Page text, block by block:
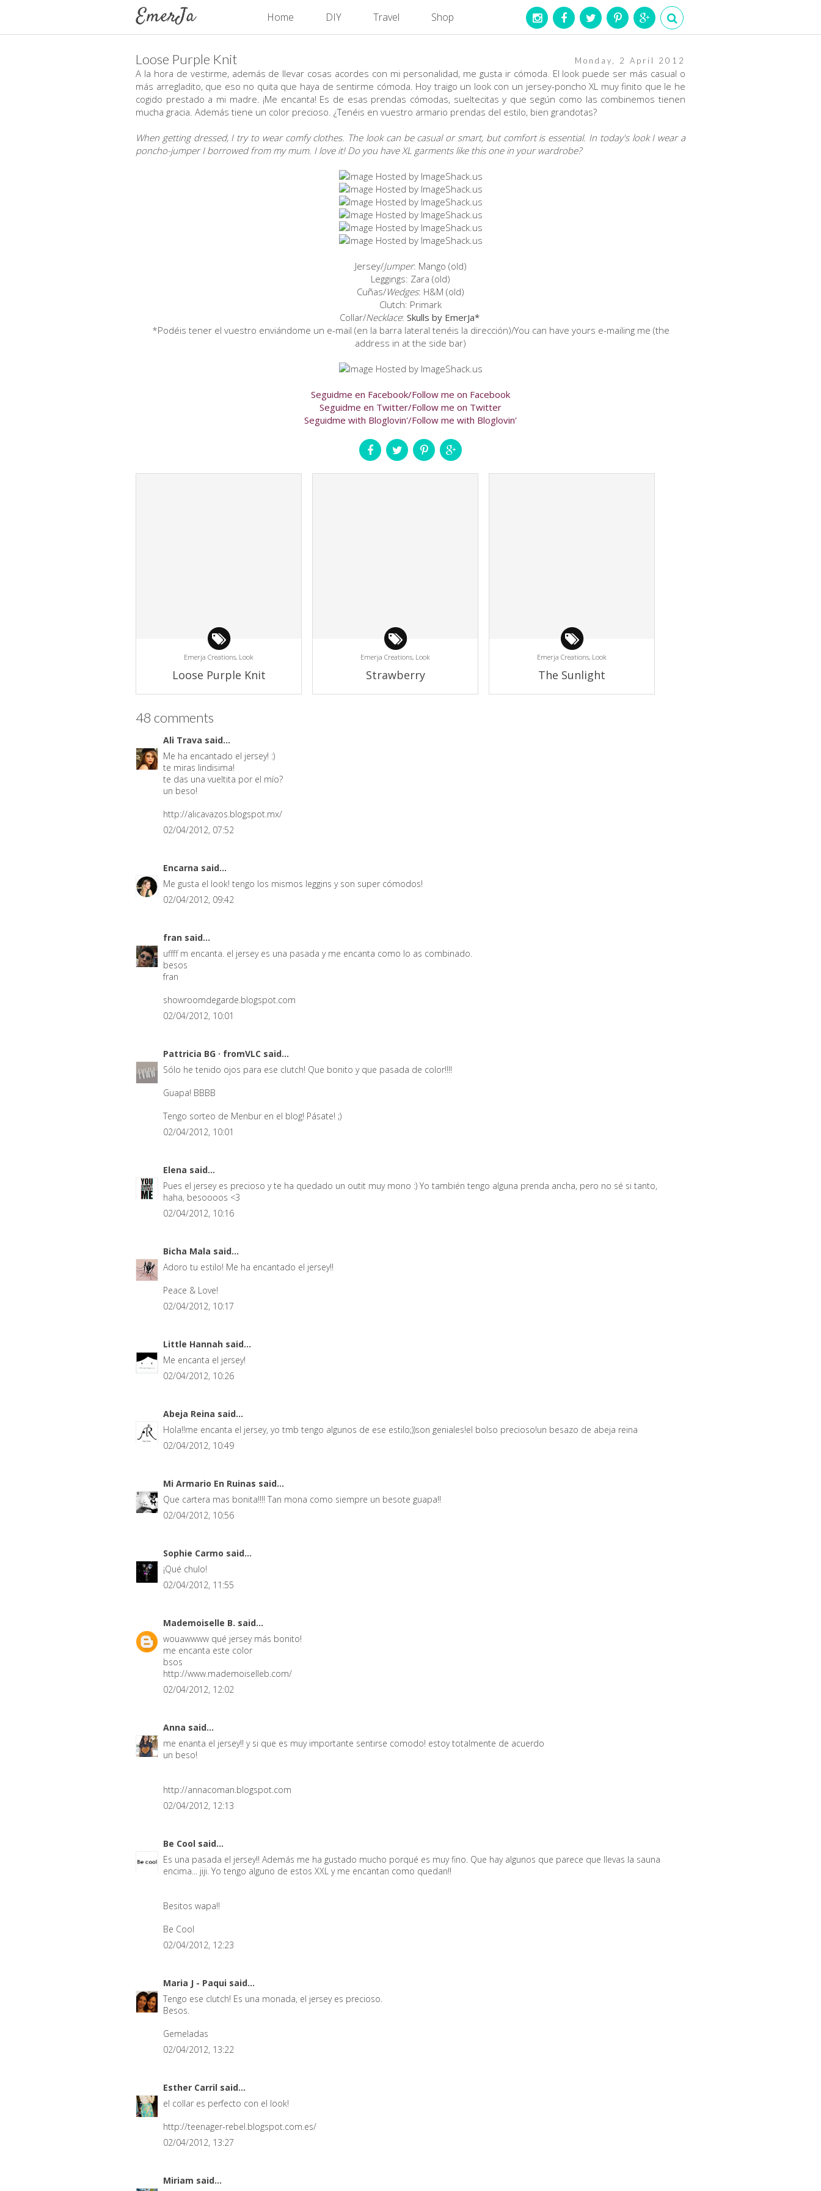
Home DIY Travel Shop
Monday, 2 April 2012
Loose Purple Knit
A la hora de vestirme, además de llevar cosas acordes con mi personalidad, me gusta ir cómoda. El look puede ser más casual o
más arregladito, que eso no quita que haya de sentirme cómoda. Hoy traigo un look con un jersey-poncho XL muy finito que le he
cogido prestado a mi madre. ¡Me encanta! Es de esas prendas cómodas, sueltecitas y que según como las combinemos tienen
mucha gracia. Además tiene un color precioso. ¿Tenéis en vuestro armario prendas del estilo, bien grandotas?
When getting dressed, I try to wear comfy clothes. The look can be casual or smart, but comfort is essential. In today's look I wear a
poncho-jumper I borrowed from my mum. I love it! Do you have XL garments like this one in your wardrobe?
Jersey/Jumper: Mango (old)
Leggings: Zara (old)
Cuñas/Wedges: H&M (old)
Clutch: Primark
Collar/Necklace: Skulls by EmerJa*
*Podéis tener el vuestro enviándome un e-mail (en la barra lateral tenéis la dirección)/You can have yours e-mailing me (the
address in at the side bar)
Seguidme en Facebook/Follow me on Facebook
Seguidme en Twitter/Follow me on Twitter
Seguidme with Bloglovin'/Follow me with Bloglovin'
Emerja Creations, Look
Loose Purple Knit
Emerja Creations, Look
Strawberry
Emerja Creations, Look
The Sunlight
48 comments
Ali Trava said...
Me ha encantado el jersey! :)
te miras lindisima!
te das una vueltita por el mío?
un beso!
http://alicavazos.blogspot.mx/
02/04/2012, 07:52
Encarna said...
Me gusta el look! tengo los mismos leggins y son super cómodos!
02/04/2012, 09:42
fran said...
uffff m encanta. el jersey es una pasada y me encanta como lo as combinado.
besos
fran
showroomdegarde.blogspot.com
02/04/2012, 10:01
Pattricia BG · fromVLC said...
Sólo he tenido ojos para ese clutch! Que bonito y que pasada de color!!!!
Guapa! BBBB
Tengo sorteo de Menbur en el blog! Pásate! ;)
02/04/2012, 10:01
Elena said...
Pues el jersey es precioso y te ha quedado un outit muy mono :) Yo también tengo alguna prenda ancha, pero no sé si tanto,
haha, besoooos <3
02/04/2012, 10:16
Bicha Mala said...
Adoro tu estilo! Me ha encantado el jersey!!
Peace & Love!
02/04/2012, 10:17
Little Hannah said...
Me encanta el jersey!
02/04/2012, 10:26
Abeja Reina said...
Hola!!me encanta el jersey, yo tmb tengo algunos de ese estilo;))son geniales!el bolso precioso!un besazo de abeja reina
02/04/2012, 10:49
Mi Armario En Ruinas said...
Que cartera mas bonita!!!! Tan mona como siempre un besote guapa!!
02/04/2012, 10:56
Sophie Carmo said...
¡Qué chulo!
02/04/2012, 11:55
Mademoiselle B. said...
wouawwww qué jersey más bonito!
me encanta este color
bsos
http://www.mademoiselleb.com/
02/04/2012, 12:02
Anna said...
me enanta el jersey!! y si que es muy importante sentirse comodo! estoy totalmente de acuerdo
un beso!
http://annacoman.blogspot.com
02/04/2012, 12:13
Be Cool said...
Es una pasada el jersey!! Además me ha gustado mucho porqué es muy fino. Que hay algunos que parece que llevas la sauna
encima... jiji. Yo tengo alguno de estos XXL y me encantan como quedan!!
Besitos wapa!!
Be Cool
02/04/2012, 12:23
Maria J - Paqui said...
Tengo ese clutch! Es una monada, el jersey es precioso.
Besos.
Gemeladas
02/04/2012, 13:22
Esther Carril said...
el collar es perfecto con el look!
http://teenager-rebel.blogspot.com.es/
02/04/2012, 13:27
Miriam said...